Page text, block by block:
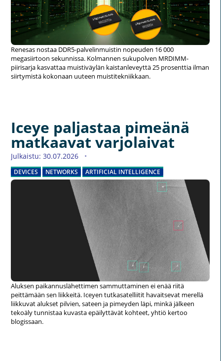
Renesas nostaa DDR5-palvelinmuistin nopeuden 16 000
megasiirtoon sekunnissa. Kolmannen sukupolven MRDIMM-
piirisarja kasvattaa muistiväylän kaistanleveyttä 25 prosenttia ilman
siirtymistä kokonaan uuteen muistitekniikkaan.
Iceye paljastaa pimeänä
matkaavat varjolaivat
Julkaistu: 30.07.2026
DEVICES NETWORKS ARTIFICIAL INTELLIGENCE
Aluksen paikannuslähettimen sammuttaminen ei enää riitä
peittämään sen liikkeitä. Iceyen tutkasatelliitit havaitsevat merellä
liikkuvat alukset pilvien, sateen ja pimeyden läpi, minkä jälkeen
tekoäly tunnistaa kuvasta epäilyttävät kohteet, yhtiö kertoo
blogissaan.